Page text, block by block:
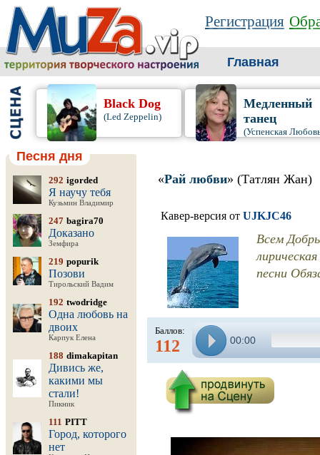
Регистрация
Главная
Black Dog
(Led Zeppelin)
Медленный
танец
(Успенская
Песня дня
292 igorded
Я научу тебя
Кузьмин Владимир
247 bagira70
Доказано
Земфира
219 popurik
Позови
Тирольский Вадим
192 twodridge
Одна любовь на
двоих
Карпук Елена
188 dimakapitan
Дивись же,
какими мы
стали!
Пикник
111 PITT
Город, которого
нет
«Рай любви» (Татлян Жан)
Кавер-версия от UJKJC46
Всем
песни
Баллов:
112 00:00